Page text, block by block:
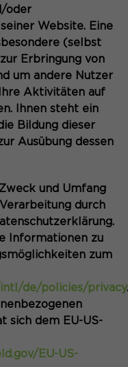
oder
Website. Eine
(selbst
Erbringung von
um andere Nutzer
Aktivitäten auf
Ihnen steht ein
Bildung dieser
Ausübung dessen
und Umfang
durch
Informationen zu
zum
de/policies/privacy.
sich dem EU-US-
EU-US-